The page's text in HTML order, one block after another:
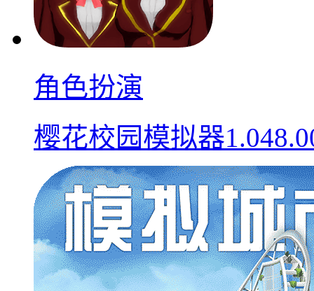
角色扮演
樱花校园模拟器